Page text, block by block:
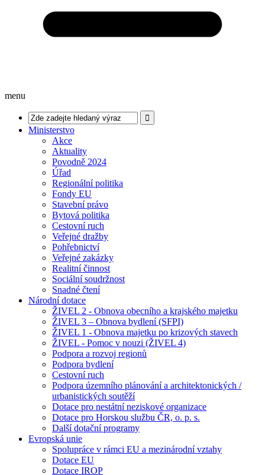
menu
Ministerstvo
Akce
Aktuality
Povodně 2024
Úřad
Regionální politika
Fondy EU
Stavební právo
Bytová politika
Cestovní ruch
Veřejné dražby
Pohřebnictví
Veřejné zakázky
Realitní činnost
Sociální soudržnost
Snadné čtení
Národní dotace
ŽIVEL 2 - Obnova obecního a krajského majetku
ŽIVEL 3 – Obnova bydlení (SFPI)
ŽIVEL 1 - Obnova majetku po krizových stavech
ŽIVEL - Pomoc v nouzi (ŽIVEL 4)
Podpora a rozvoj regionů
Podpora bydlení
Cestovní ruch
Podpora územního plánování a architektonických /
urbanistických soutěží
Dotace pro nestátní neziskové organizace
Dotace pro Horskou službu ČR, o. p. s.
Další dotační programy
Evropská unie
Spolupráce v rámci EU a mezinárodní vztahy
Dotace EU
Dotace IROP